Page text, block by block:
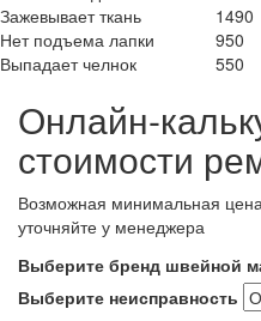
Зажевывает ткань
1490
Нет подъема лапки
950
Выпадает челнок
550
Онлайн-
стоимости
Возможная минимальная
уточняйте у менеджера
Выберите бренд швейной
Выберите неисправность